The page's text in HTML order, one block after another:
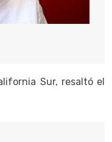
Sur, resaltó el